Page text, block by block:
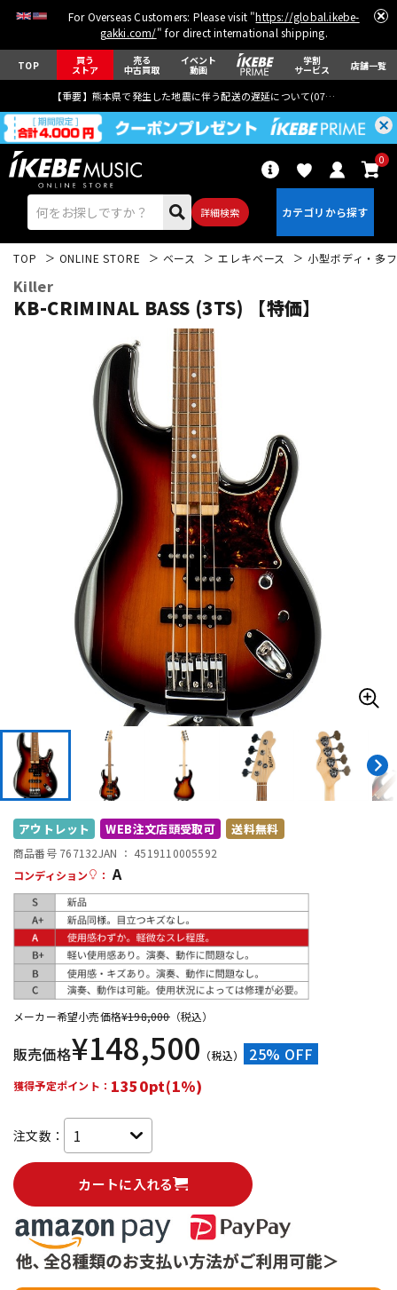
For Overseas Customers: Please visit "https://global.ikebe-
gakki.com/" for direct international shipping.
TOP 買う
ストア
売る
中古買取
イベント
動画
学割
サービス 店舗一覧
【重要】熊本県で発生した地震に伴う配送の遅延について(07月29日
詳細検索
0
エレキギター
ベース
パーカッション
キーボード 電子ピアノ
管楽器 その他楽器
アンプ エフェクター
DJ機器 DTM
配信/ライブ機器
中古
TOP ONLINE STORE ベース エレキベース 小型ボディ・多
Killer
KB-CRIMINAL BASS (3TS) 【特価】
アウトレット WEB注文店頭受取可 送料無料
商品番号 767132JAN ： 4519110005592
コンディション
： A
メーカー希望小売価格¥198,000（税込）
販売価格¥148,500 （税込） 25% OFF
獲得予定ポイント： 1350pt(1%)
注文数：
カートに入れる